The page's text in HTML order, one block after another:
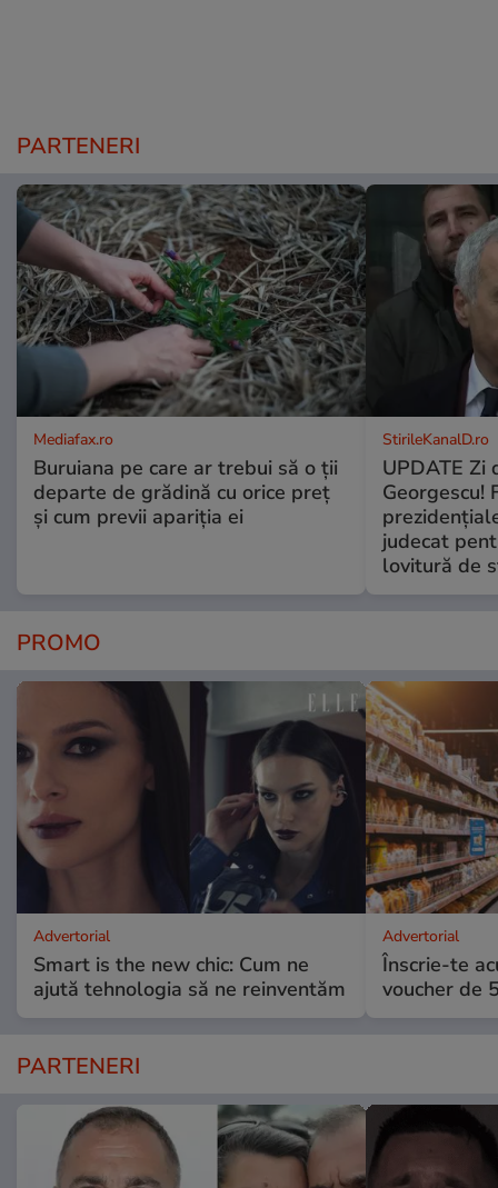
PARTENERI
Mediafax.ro
Buruiana pe care ar trebui să o ții
departe de grădină cu orice preț
și cum previi apariția ei
StirileKanalD.ro
UPDATE Zi
Georgescu!
judecat
lovitură de
PROMO
Advertorial
Smart is the new chic: Cum ne
ajută tehnologia să ne reinventăm
Advertorial
Înscrie-te
voucher de
PARTENERI